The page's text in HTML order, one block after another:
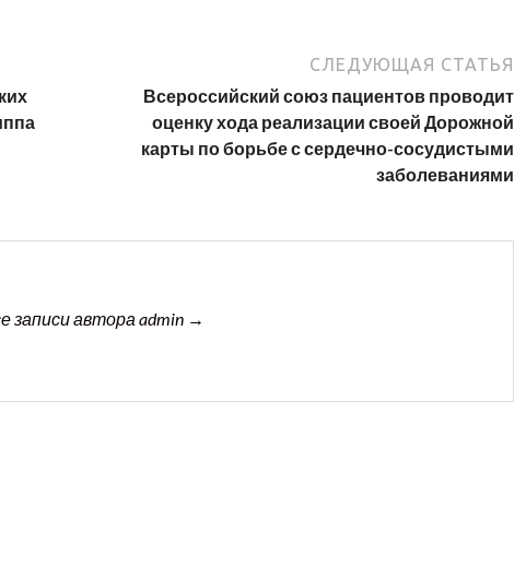
СЛЕДУЮЩАЯ СТАТЬЯ
Всероссийский союз пациентов проводит
оценку хода реализации своей Дорожной
карты по борьбе с сердечно-сосудистыми
заболеваниями
записи автора admin →